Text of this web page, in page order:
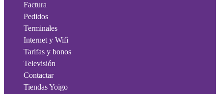
Factura
Pedidos
Terminales
Internet y Wifi
Tarifas y bonos
Televisión
Contactar
Tiendas Yoigo